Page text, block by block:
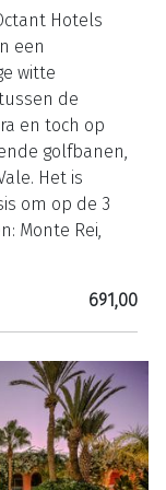
Hotels
een
witte
de
en toch op
golfbanen,
Het is
om op de 3
Monte Rei,
691,00